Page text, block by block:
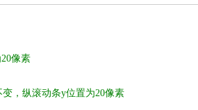
像素
，纵滚动条y位置为20像素